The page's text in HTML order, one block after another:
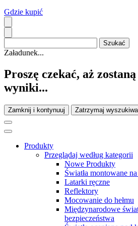
Gdzie kupić
Załadunek...
Proszę czekać, aż
wyniki...
Zamknij i kontynuuj Zatrzymaj
Produkty
Przeglądaj według kategorii
Nowe Produkty
Światła montowane
Latarki ręczne
Reflektory
Mocowanie do hełmu
Międzynarodowe
bezpieczeństwa